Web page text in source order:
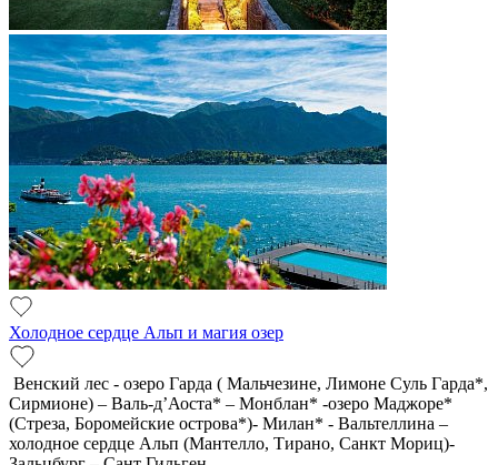
Холодное сердце Альп и магия озер
Венский лес - озеро Гарда ( Мальчезине, Лимоне Суль Гарда*,
Сирмионе) – Валь-д’Аоста* – Монблан* -озеро Маджоре*
(Стреза, Боромейские острова*)- Милан* - Вальтеллина –
холодное сердце Альп (Мантелло, Тирано, Санкт Мориц)-